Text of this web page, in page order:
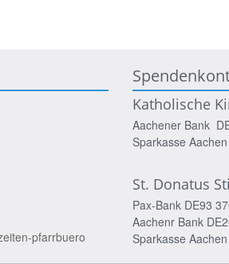
pfarrbuero
Katholische
Aachener Bank
Sparkasse
St. Donatus
Pax-Bank DE93
Aachenr Bank
Sparkasse